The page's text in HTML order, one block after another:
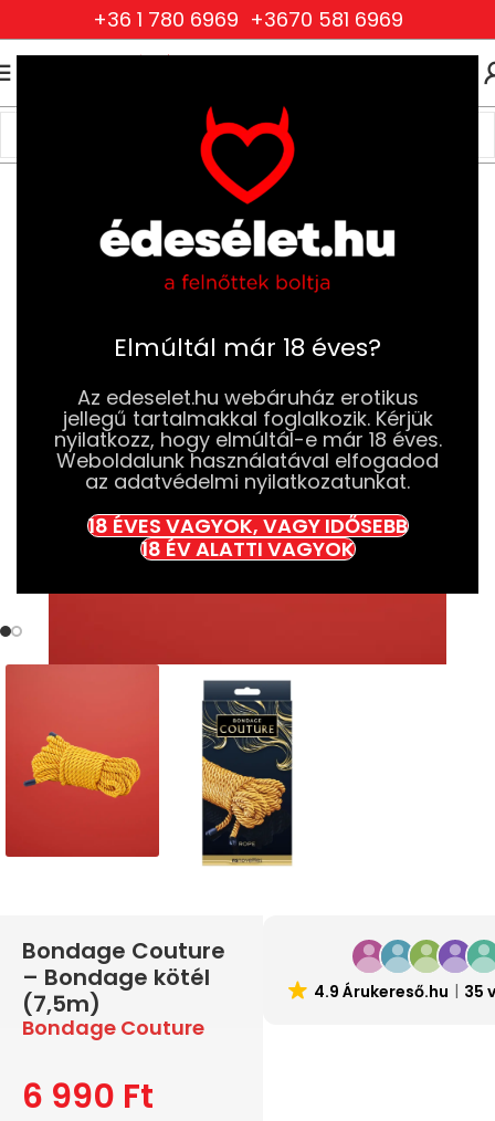
Elmúltál már 18 éves?
Az edeselet.hu webáruház erotikus
jellegű tartalmakkal foglalkozik. Kérjük
nyilatkozz, hogy elmúltál-e már 18 éves.
Weboldalunk használatával elfogadod
az adatvédelmi nyilatkozatunkat.
18 ÉVES VAGYOK, VAGY IDŐSEBB
18 ÉV ALATTI VAGYOK
+36 1 780 6969 +3670 581 6969
Bilincsek és Kötelek
Bondage szalagok és kötelek
Bondage Couture
– Bondage kötél
(7,5m)
Bondage Couture
6 990 Ft
4.9 Árukereső.hu 35